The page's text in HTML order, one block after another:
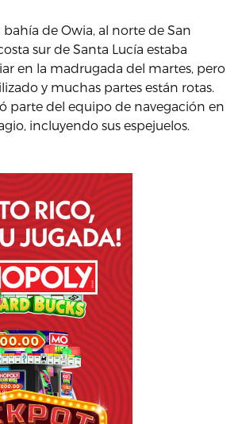
de Owia, al norte de San
sur de Santa Lucía estaba
en la madrugada del martes, pero
y muchas partes están rotas.
parte del equipo de navegación en
incluyendo sus espejuelos.